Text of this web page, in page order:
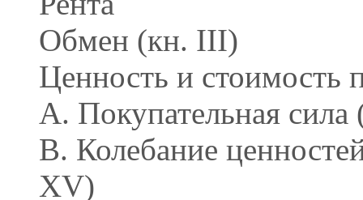
Обмен (кн. III)
Ценность и стоимость
A. Покупательная
B. Колебание
XV)